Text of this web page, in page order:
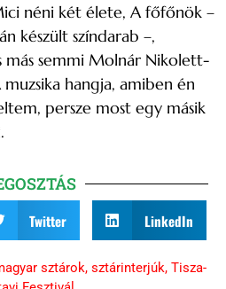
néni két élete, A főfőnök –
készült színdarab –,
más semmi Molnár Nikolett-
hangja, amiben én
persze most egy másik
Twitter LinkedIn
sztárok, sztárinterjúk, Tisza-